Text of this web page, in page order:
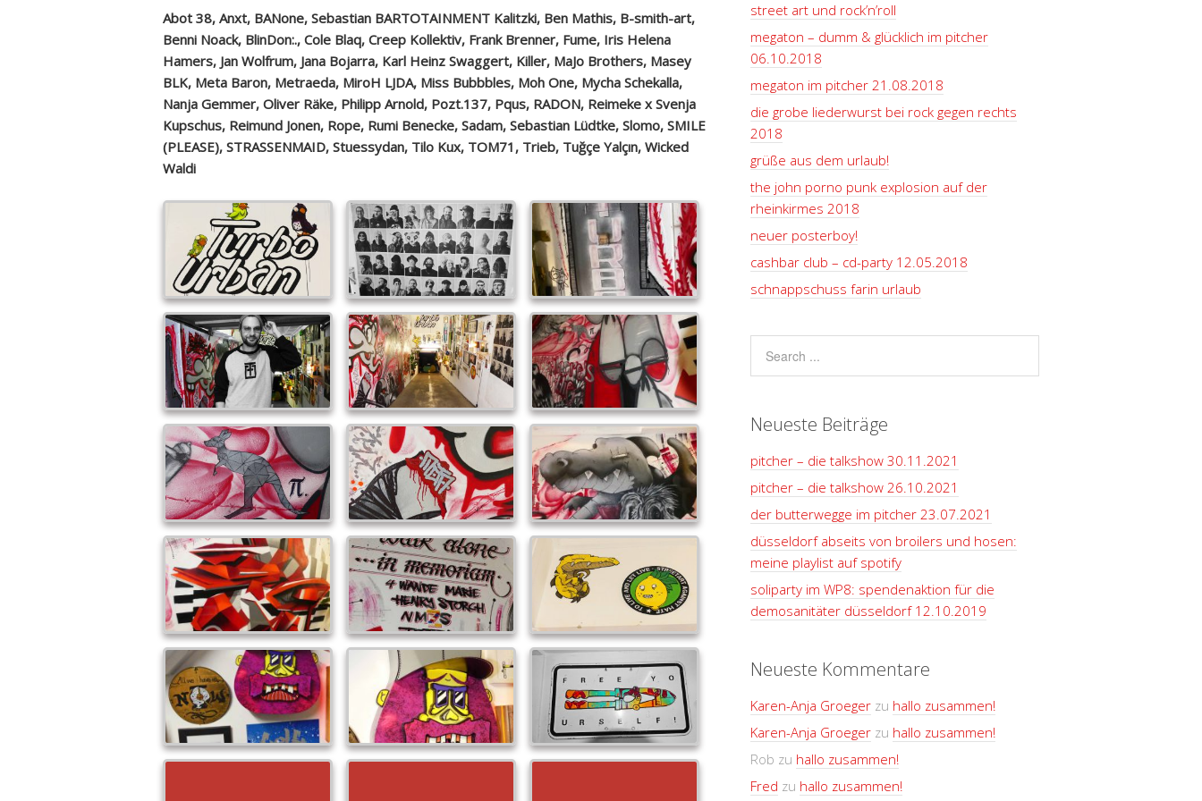
Abot 38, Anxt, BANone, Sebastian BARTOTAINMENT Kalitzki, Ben Mathis, B-smith-art,
Benni Noack, BlinDon:., Cole Blaq, Creep Kollektiv, Frank Brenner, Fume, Iris Helena
Hamers, Jan Wolfrum, Jana Bojarra, Karl Heinz Swaggert, Killer, MaJo Brothers, Masey
BLK, Meta Baron, Metraeda, MiroH LJDA, Miss Bubbbles, Moh One, Mycha Schekalla,
Nanja Gemmer, Oliver Räke, Philipp Arnold, Pozt.137, Pqus, RADON, Reimeke x Svenja
Kupschus, Reimund Jonen, Rope, Rumi Benecke, Sadam, Sebastian Lüdtke, Slomo, SMILE
(PLEASE), STRASSENMAID, Stuessydan, Tilo Kux, TOM71, Trieb, Tuğçe Yalçın, Wicked
Waldi
street art und rock’n’roll
megaton – dumm & glücklich im pitcher
06.10.2018
megaton im pitcher 21.08.2018
die grobe liederwurst bei rock gegen rechts
2018
grüße aus dem urlaub!
the john porno punk explosion auf der
rheinkirmes 2018
neuer posterboy!
cashbar club – cd-party 12.05.2018
schnappschuss farin urlaub
Neueste Beiträge
pitcher – die talkshow 30.11.2021
pitcher – die talkshow 26.10.2021
der butterwegge im pitcher 23.07.2021
düsseldorf abseits von broilers und hosen:
meine playlist auf spotify
soliparty im WP8: spendenaktion für die
demosanitäter düsseldorf 12.10.2019
Neueste Kommentare
Karen-Anja Groegerzu hallo zusammen!
Karen-Anja Groegerzu hallo zusammen!
Rob zu hallo zusammen!
Fred zu hallo zusammen!